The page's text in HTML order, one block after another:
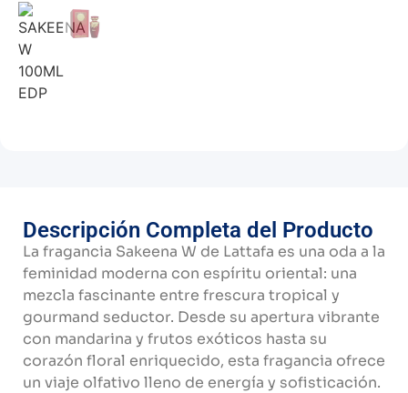
Descripción Completa del Producto
La fragancia Sakeena W de Lattafa es una oda a la
feminidad moderna con espíritu oriental: una
mezcla fascinante entre frescura tropical y
gourmand seductor. Desde su apertura vibrante
con mandarina y frutos exóticos hasta su
corazón floral enriquecido, esta fragancia ofrece
un viaje olfativo lleno de energía y sofisticación.